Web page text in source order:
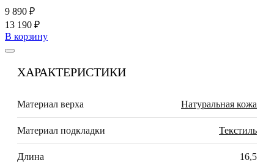
9 890 ₽
13 190 ₽
В корзину
ХАРАКТЕРИСТИКИ
Материал верха Натуральная кожа
Материал подкладки Текстиль
Длина 16,5